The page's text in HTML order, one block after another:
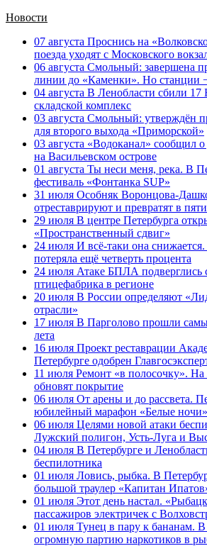
Новости
07 августа Проснись на
поезда уходят с Московского
06 августа Смольный: завершена
линии до «Каменки». Но станции −
04 августа В Ленобласти сбили
складской комплекс
03 августа Смольный: утверждён
для второго выхода «Приморской»
03 августа «Водоканал» сообщил о
на Васильевском острове
01 августа Ты неси меня, река. В
фестиваль «Фонтанка SUP»
31 июля Особняк Воронцова-
отреставрируют и превратят в
29 июля В центре Петербурга
«Пространственный сдвиг»
24 июля И всё-таки она
потеряла ещё четверть процента
24 июля Атаке БПЛА подверглись
птицефабрика в регионе
20 июля В России определяют
отрасли»
17 июля В Парголово прошли
лета
16 июля Проект реставрации
Петербурге одобрен
11 июля Ремонт «в полосочку».
обновят покрытие
06 июля От арены и до рассвета.
юбилейный марафон «Белые ночи»
06 июля Целями новой атаки
Лужский полигон, Усть-Луга и
04 июля В Петербурге и
беспилотника
01 июля Ловись, рыбка. В
большой траулер «Капитан
01 июля Этот день настал.
пассажиров электричек с
01 июля Тунец в пару к бананам.
огромную партию наркотиков в